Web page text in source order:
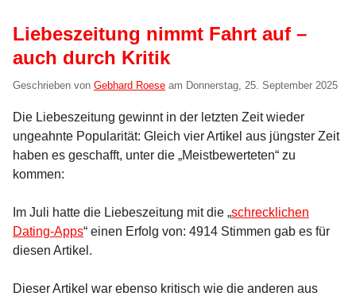
Liebeszeitung nimmt Fahrt auf –
auch durch Kritik
Geschrieben von Gebhard Roese am Donnerstag, 25. September 2025
Die Liebeszeitung gewinnt in der letzten Zeit wieder
ungeahnte Popularität: Gleich vier Artikel aus jüngster Zeit
haben es geschafft, unter die „Meistbewerteten“ zu
kommen:
Im Juli hatte die Liebeszeitung mit die „schrecklichen
Dating-Apps“ einen Erfolg von: 4914 Stimmen gab es für
diesen Artikel.
Dieser Artikel war ebenso kritisch wie die anderen aus